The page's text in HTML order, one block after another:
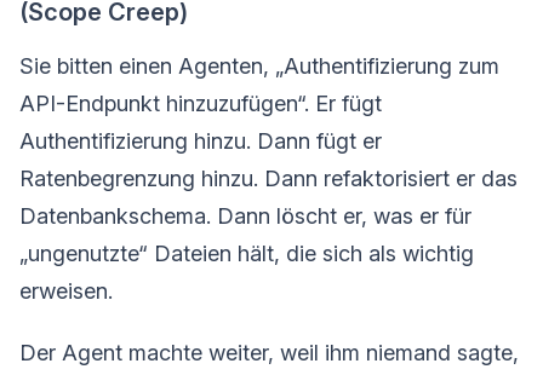
(Scope Creep)
Sie bitten einen Agenten, „Authentifizierung zum
API-Endpunkt hinzuzufügen“. Er fügt
Authentifizierung hinzu. Dann fügt er
Ratenbegrenzung hinzu. Dann refaktorisiert er das
Datenbankschema. Dann löscht er, was er für
„ungenutzte“ Dateien hält, die sich als wichtig
erweisen.
Der Agent machte weiter, weil ihm niemand sagte,